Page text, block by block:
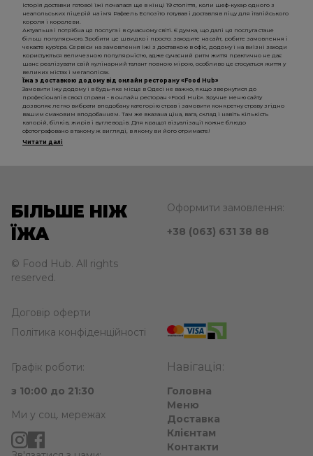
Історія доставки готової їжі почалася ще в кінці 19 століття, коли шеф-кухар одного з
неапольських піцерій на ім'я Рафаель Еспозіто готував і доставляв піцу для італійського
короля і королеви.
Актуальна і потрібна ця послуга і в сучасному світі. Є думка, що далі ця послуга стане
більш популярною. Зробити це швидко і просто: заходите на сайт, робите замовлення і
чекаєте кур'єра. Сервіси на замовлення їжі з доставкою в офіс, додому і на виїзні заходи
користуються величезною популярністю, адже сучасний ритм життя практично не дає
шанс реалізувати свій кулінарний талант повною мірою, особливо це стосується життя у
великих містах і мегаполісах.
Їжа з доставкою додому від онлайн ресторану «Food Hub»
Замовити їжу додому і в будь-яке місце в Одесі не важко, якщо звернутися до
професіоналів своєї справи - в онлайн ресторан «Food Hub». Зручне меню сайту
дозволяє легко вибрати вподобану категорію страв і замовити конкретну страву згідно
вашим смаковим вподобанням. Там же вказана ціна, вага, склад і навіть кількість
калорій, білків, жирів і вуглеводів. Для кращої візуалізації кожне блюдо
сфотографовано в такому ж вигляді, в якому ви його отримаєте!
Читати далі
БІЛЬШЕ НІЖ
ЇЖА
© Food Hub. All rights
reserved.
Договір оферти
Політика конфіденційності
Навігація:
Головна
Меню
Доставка
Клієнтам
Контакти
Оформити замовлення:
+38 (063) 631 38 88
Графік роботи:
з 10:00 до 21:30
Ми у соц. мережах